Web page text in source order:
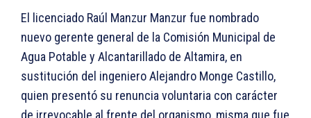
El licenciado Raúl Manzur Manzur fue nombrado
nuevo gerente general de la Comisión Municipal de
Agua Potable y Alcantarillado de Altamira, en
sustitución del ingeniero Alejandro Monge Castillo,
quien presentó su renuncia voluntaria con carácter